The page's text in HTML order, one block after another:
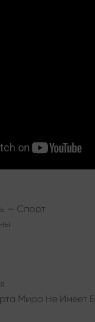
— Спорт
Мира Не Имеет